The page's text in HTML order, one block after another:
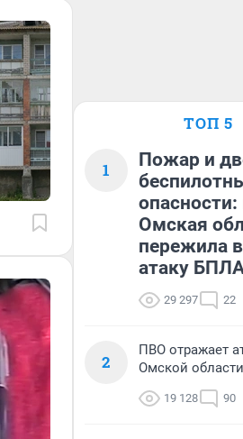
ТОП 5
1
Пожар и
опасности:
Омская
пережила
атаку
29 297 22
2
ПВО отражает
Омской области
19 128 90